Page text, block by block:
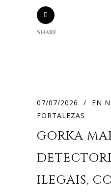
Share
07/07/2026 EN
FORTALEZAS
GORKA
ILEGAIS,